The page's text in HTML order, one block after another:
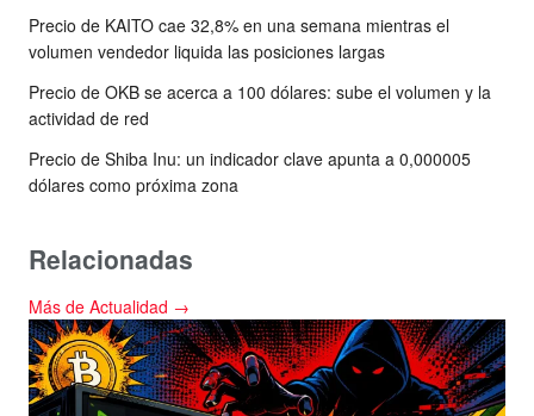
Precio de KAITO cae 32,8% en una semana mientras el
volumen vendedor liquida las posiciones largas
Precio de OKB se acerca a 100 dólares: sube el volumen y la
actividad de red
Precio de Shiba Inu: un indicador clave apunta a 0,000005
dólares como próxima zona
Relacionadas
Más de Actualidad →